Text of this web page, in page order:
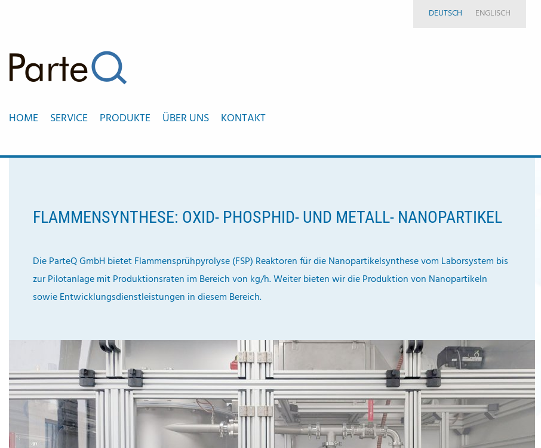
DEUTSCH ENGLISCH
HOME SERVICE PRODUKTE ÜBER UNS KONTAKT
FLAMMENSYNTHESE: OXID- PHOSPHID- UND METALL- NANOPARTIKEL
Die ParteQ GmbH bietet Flammensprühpyrolyse (FSP) Reaktoren für die Nanopartikelsynthese vom Laborsystem bis
zur Pilotanlage mit Produktionsraten im Bereich von kg/h. Weiter bieten wir die Produktion von Nanopartikeln
sowie Entwicklungsdienstleistungen in diesem Bereich.